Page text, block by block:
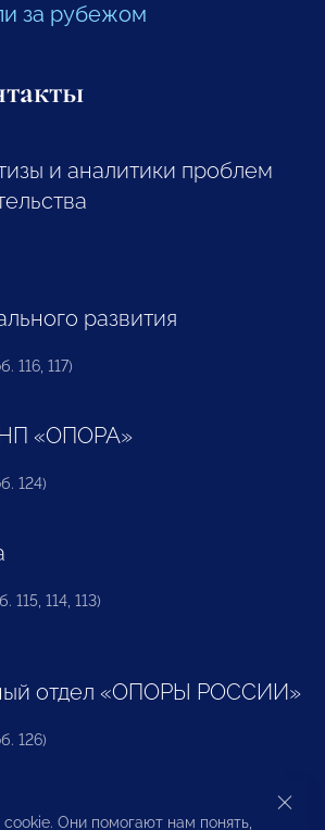
за рубежом
и аналитики проблем
развития
116, 117)
«ОПОРА»
124)
115, 114, 113)
отдел «ОПОРЫ РОССИИ»
126)
прав предпринимателей и
Они помогают нам понять,